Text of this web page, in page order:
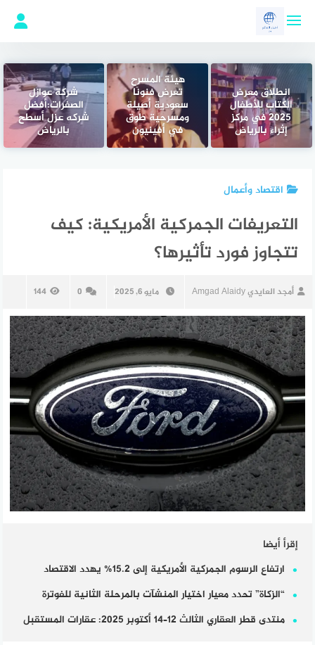
انطلاق معرض
الكتاب للأطفال
2025 في مركز
إثراء بالرياض
هيئة المسرح
تعرض فنونًا
سعودية أصيلة
ومسرحية طوق
في أفينيون
شركة عوازل
الصفرات:أفضل
شركه عزل أسطح
بالرياض
اقتصاد وأعمال
التعريفات الجمركية الأمريكية: كيف
تتجاوز فورد تأثيرها؟
أمجد العايدي Amgad Alaidy مايو 6, 2025 0
144
إقرأ أيضا
ارتفاع الرسوم الجمركية الأمريكية إلى 15.2% يهدد الاقتصاد
“الزكاة” تحدد معيار اختيار المنشآت بالمرحلة الثانية للفوترة
منتدى قطر العقاري الثالث 12–14 أكتوبر 2025: عقارات المستقبل